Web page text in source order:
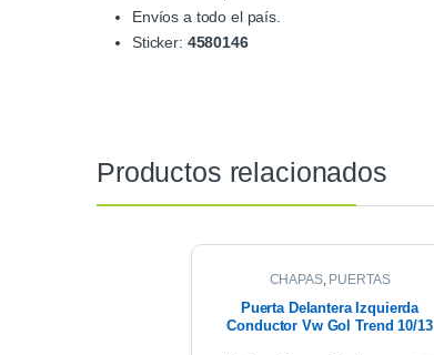
Envíos a todo el país.
Sticker: 4580146
Productos relacionados
CHAPAS, PUERTAS
Puerta Delantera Izquierda
Conductor Vw Gol Trend 10/13